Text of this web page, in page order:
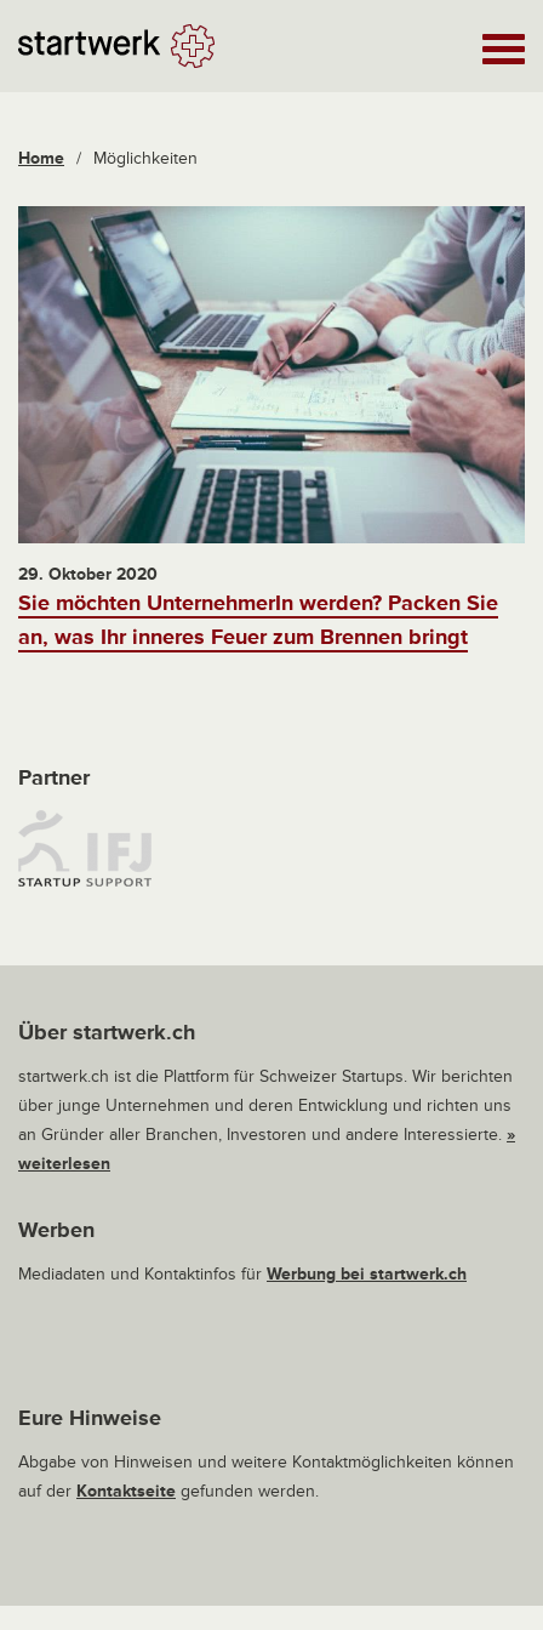
Home / Möglichkeiten
29. Oktober 2020
Sie möchten UnternehmerIn werden? Packen Sie
an, was Ihr inneres Feuer zum Brennen bringt
Partner
Über startwerk.ch
startwerk.ch ist die Plattform für Schweizer Startups. Wir berichten
über junge Unternehmen und deren Entwicklung und richten uns
an Gründer aller Branchen, Investoren und andere Interessierte. »
weiterlesen
Werben
Mediadaten und Kontaktinfos für Werbung bei startwerk.ch
Eure Hinweise
Abgabe von Hinweisen und weitere Kontaktmöglichkeiten können
auf der Kontaktseite gefunden werden.